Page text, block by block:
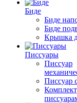
Биде
Биде
Биде
Крышка
Писсуары
Писсуар
Писсуар